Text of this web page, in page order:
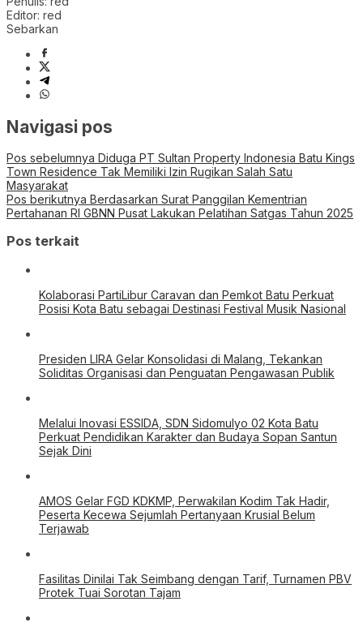
Editor: red
Sebarkan
Navigasi pos
Pos sebelumnya Diduga PT Sultan Property Indonesia Batu Kings
Town Residence Tak Memiliki Izin Rugikan Salah Satu
Masyarakat
Pos berikutnya Berdasarkan Surat Panggilan Kementrian
Pertahanan RI GBNN Pusat Lakukan Pelatihan Satgas Tahun 2025
Pos terkait
Kolaborasi PartiLibur Caravan dan Pemkot Batu Perkuat
Posisi Kota Batu sebagai Destinasi Festival Musik Nasional
Presiden LIRA Gelar Konsolidasi di Malang, Tekankan
Soliditas Organisasi dan Penguatan Pengawasan Publik
Melalui Inovasi ESSIDA, SDN Sidomulyo 02 Kota Batu
Perkuat Pendidikan Karakter dan Budaya Sopan Santun
Sejak Dini
AMOS Gelar FGD KDKMP, Perwakilan Kodim Tak Hadir,
Peserta Kecewa Sejumlah Pertanyaan Krusial Belum
Terjawab
Fasilitas Dinilai Tak Seimbang dengan Tarif, Turnamen PBV
Protek Tuai Sorotan Tajam